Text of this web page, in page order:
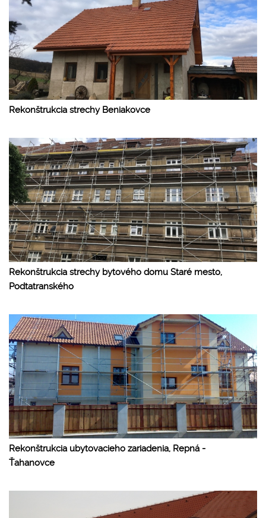
Rekonštrukcia strechy Beniakovce
Rekonštrukcia strechy bytového domu Staré mesto,
Podtatranského
Rekonštrukcia ubytovacieho zariadenia, Repná -
Ťahanovce